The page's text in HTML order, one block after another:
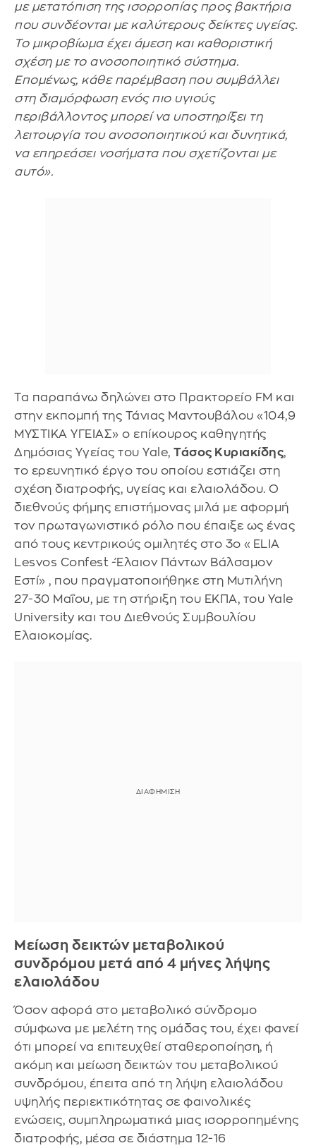
με μετατόπιση της ισορροπίας προς βακτήρια
που συνδέονται με καλύτερους δείκτες υγείας.
Το μικροβίωμα έχει άμεση και καθοριστική
σχέση με το ανοσοποιητικό σύστημα.
Επομένως, κάθε παρέμβαση που συμβάλλει
στη διαμόρφωση ενός πιο υγιούς
περιβάλλοντος μπορεί να υποστηρίξει τη
λειτουργία του ανοσοποιητικού και δυνητικά,
να επηρεάσει νοσήματα που σχετίζονται με
αυτό».
Τα παραπάνω δηλώνει στο Πρακτορείο FM και
στην εκπομπή της Τάνιας Μαντουβάλου «104,9
ΜΥΣΤΙΚΑ ΥΓΕΙΑΣ» ο επίκουρος καθηγητής
Δημόσιας Υγείας του Yale, Τάσος Κυριακίδης,
το ερευνητικό έργο του οποίου εστιάζει στη
σχέση διατροφής, υγείας και ελαιολάδου. Ο
διεθνούς φήμης επιστήμονας μιλά με αφορμή
τον πρωταγωνιστικό ρόλο που έπαιξε ως ένας
από τους κεντρικούς ομιλητές στο 3o «ELIA
Lesvos Confest -Έλαιον Πάντων Βάλσαμον
Εστί» , που πραγματοποιήθηκε στη Μυτιλήνη
27-30 Μαΐου, με τη στήριξη του ΕΚΠΑ, του Yale
University και του Διεθνούς Συμβουλίου
Ελαιοκομίας.
Μείωση δεικτών μεταβολικού
συνδρόμου μετά από 4 μήνες λήψης
ελαιολάδου
Όσον αφορά στο μεταβολικό σύνδρομο
σύμφωνα με μελέτη της ομάδας του, έχει φανεί
ότι μπορεί να επιτευχθεί σταθεροποίηση, ή
ακόμη και μείωση δεικτών του μεταβολικού
συνδρόμου, έπειτα από τη λήψη ελαιολάδου
υψηλής περιεκτικότητας σε φαινολικές
ενώσεις, συμπληρωματικά μιας ισορροπημένης
διατροφής, μέσα σε διάστημα 12-16